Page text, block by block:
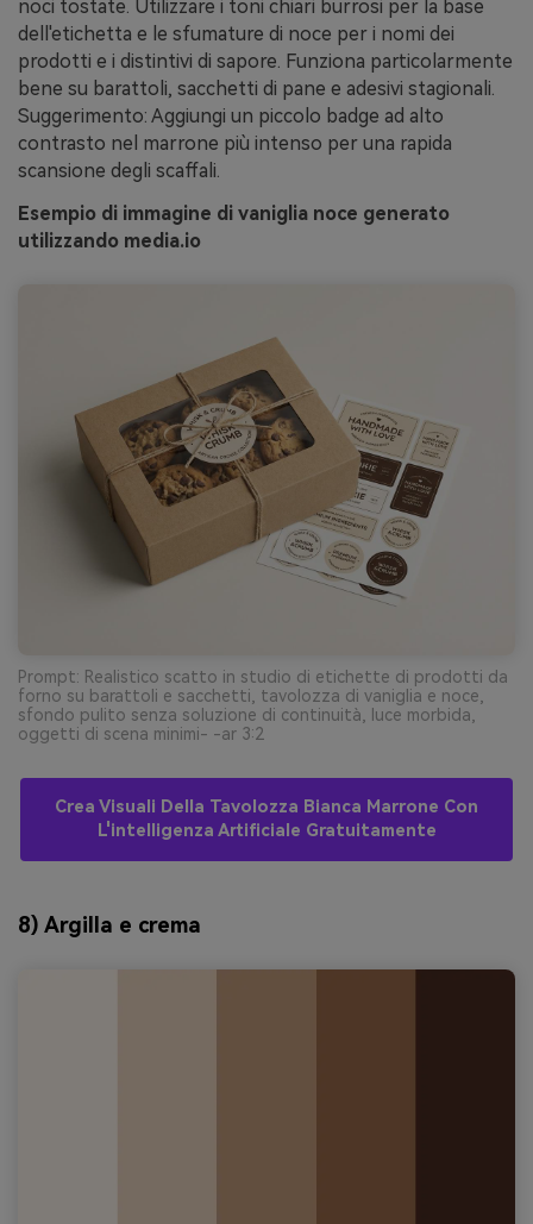
noci tostate. Utilizzare i toni chiari burrosi per la base
dell'etichetta e le sfumature di noce per i nomi dei
prodotti e i distintivi di sapore. Funziona particolarmente
bene su barattoli, sacchetti di pane e adesivi stagionali.
Suggerimento: Aggiungi un piccolo badge ad alto
contrasto nel marrone più intenso per una rapida
scansione degli scaffali.
Esempio di immagine di vaniglia noce generato
utilizzando media.io
Prompt: Realistico scatto in studio di etichette di prodotti da
forno su barattoli e sacchetti, tavolozza di vaniglia e noce,
sfondo pulito senza soluzione di continuità, luce morbida,
oggetti di scena minimi- -ar 3:2
Crea Visuali Della Tavolozza Bianca Marrone Con
L'intelligenza Artificiale Gratuitamente
8) Argilla e crema